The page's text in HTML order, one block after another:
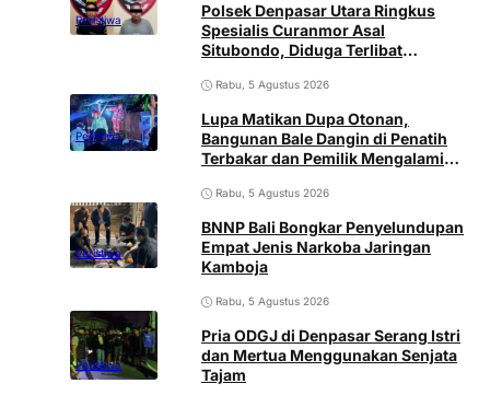
Peristiwa
Polsek Denpasar Utara Ringkus
Spesialis Curanmor Asal
Situbondo, Diduga Terlibat
Rabu, 5 Agustus 2026
Peristiwa
Lupa Matikan Dupa Otonan,
Bangunan Bale Dangin di Penatih
Terbakar dan Pemilik Mengalami
Rabu, 5 Agustus 2026
Peristiwa
BNNP Bali Bongkar Penyelundupan
Empat Jenis Narkoba Jaringan
Kamboja
Rabu, 5 Agustus 2026
Peristiwa
Pria ODGJ di Denpasar Serang Istri
dan Mertua Menggunakan Senjata
Tajam